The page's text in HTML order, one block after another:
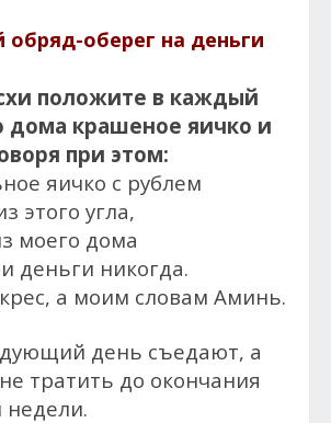
обряд-оберег на деньги
положите в каждый
дома крашеное яичко и
при этом:
яичко с рублем
этого угла,
моего дома
деньги никогда.
а моим словам Аминь.
день съедают, а
тратить до окончания
недели.